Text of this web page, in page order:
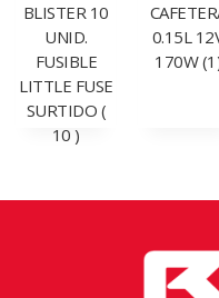
BLISTER 10
UNID.
FUSIBLE
LITTLE FUSE
SURTIDO (
10 )
0.15L
170W